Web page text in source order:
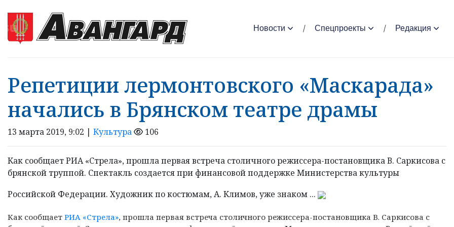
Новости Спецпроекты Редакция
Репетиции лермонтовского «Маскарада»
начались в Брянском театре драмы
13 марта 2019, 9:02 | Культура 106
Как сообщает РИА «Стрела», прошла первая встреча столичного режиссера-постановщика В. Саркисова с
брянской труппой. Спектакль создается при финансовой поддержке Министерства культуры
Российской Федерации. Художник по костюмам, А. Климов, уже знаком ...
Как сообщает РИА «Стрела», прошла первая встреча столичного режиссера-постановщика В. Саркисова с